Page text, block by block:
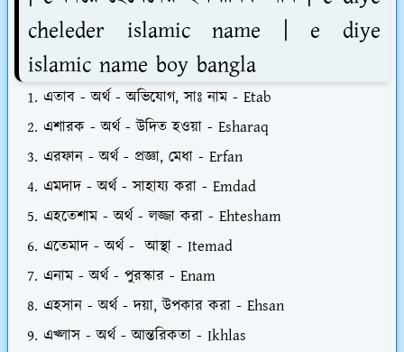
cheleder islamic name | e diye
islamic name boy bangla
এতাব - অর্থ - অভিযোগ, সাঃ নাম - Etab
এশারক - অর্থ - উদিত হওয়া - Esharaq
এরফান - অর্থ - প্রজ্ঞা, মেধা - Erfan
এমদাদ - অর্থ - সাহায্য করা - Emdad
এহতেশাম - অর্থ - লজ্জা করা - Ehtesham
এতেমাদ - অর্থ - আস্থা - Itemad
এনাম - অর্থ - পুরস্কার - Enam
এহসান - অর্থ - দয়া, উপকার করা - Ehsan
এখ্লাস - অর্থ - আন্তরিকতা - Ikhlas